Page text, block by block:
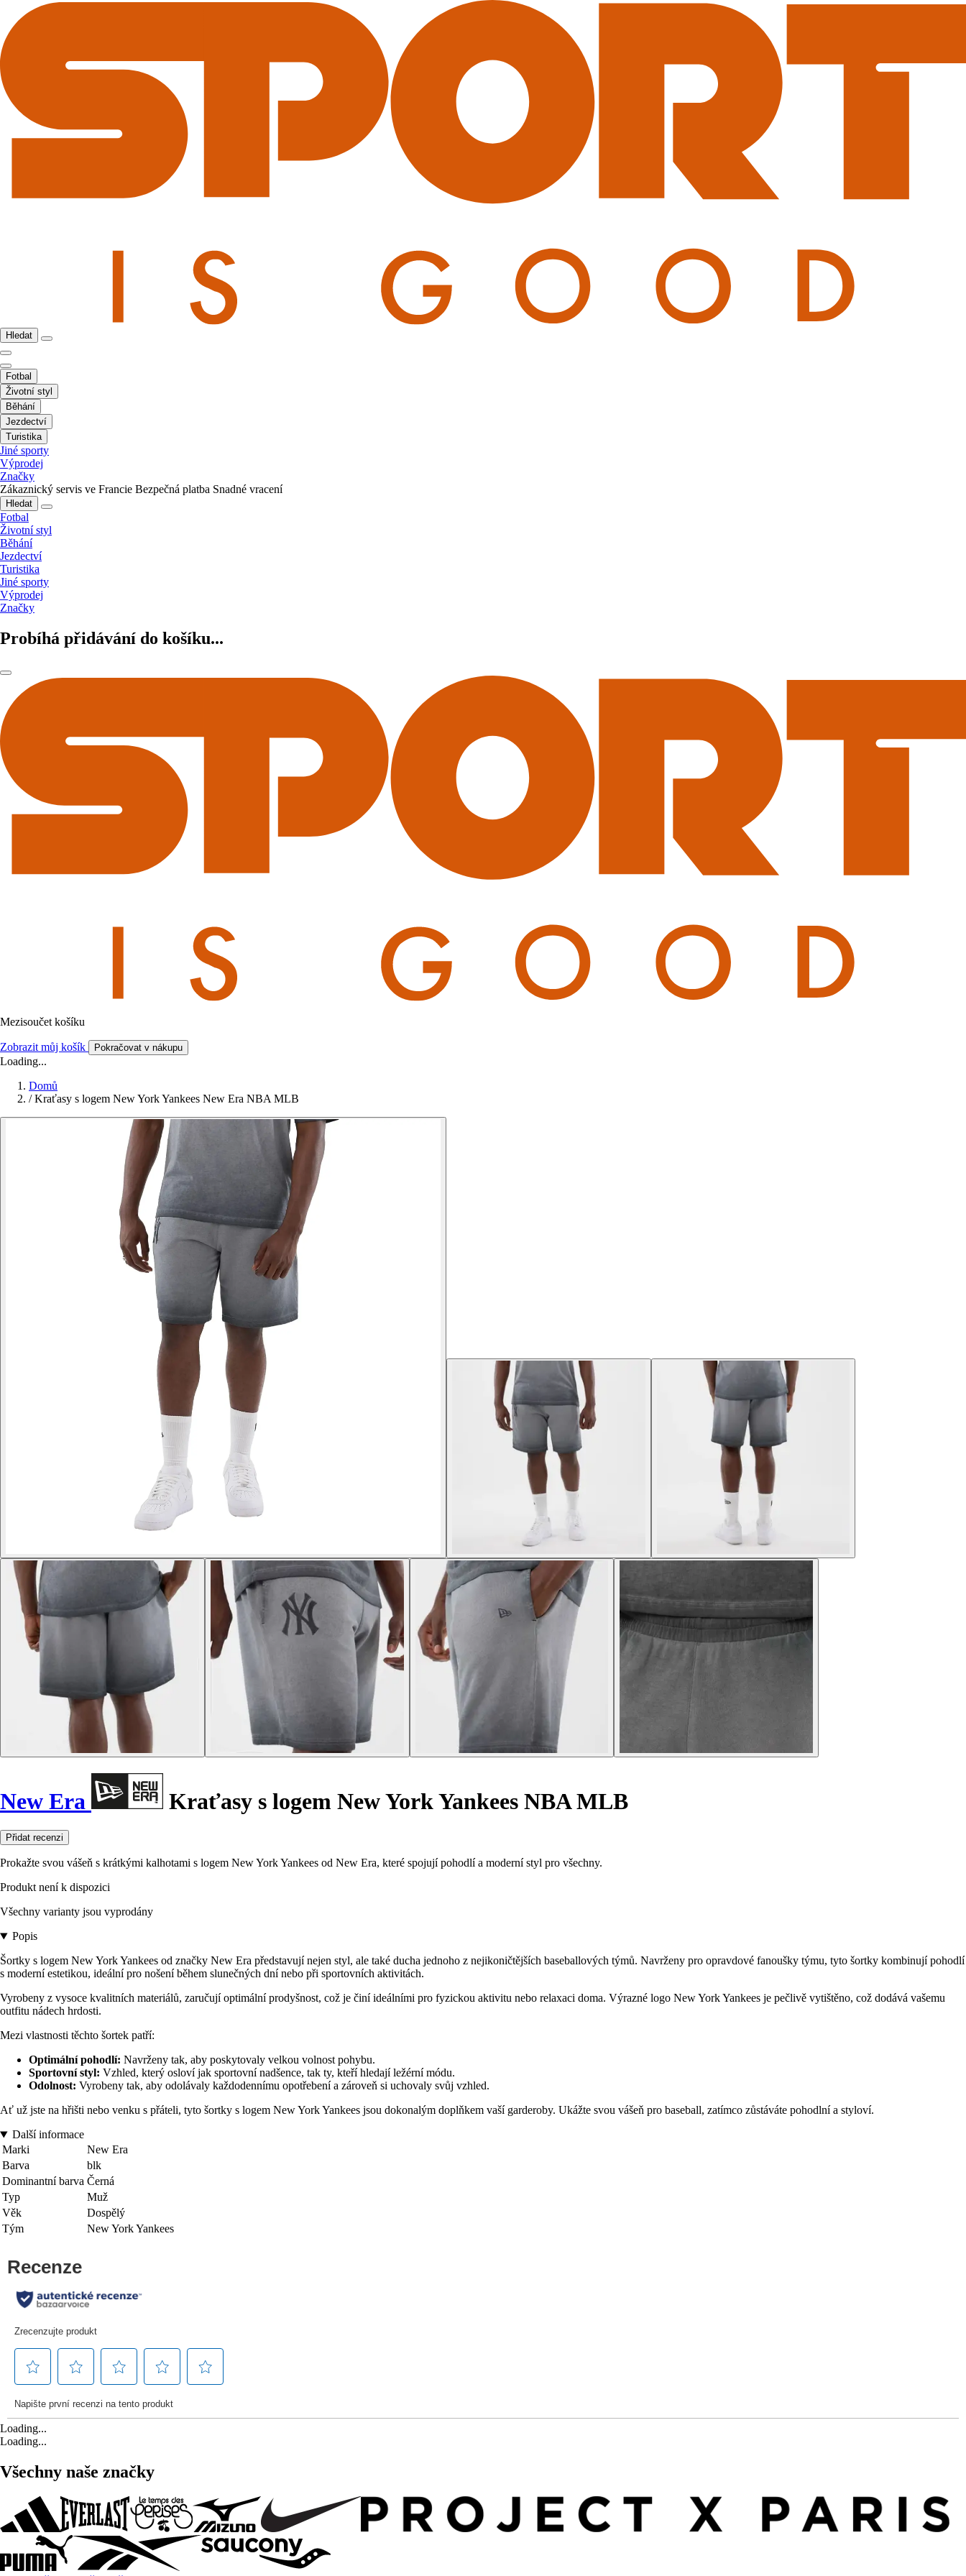
Hledat
Fotbal
Životní styl
Běhání
Jezdectví
Turistika
Jiné sporty
Výprodej
Značky
Zákaznický servis ve Francie Bezpečná platba Snadné vracení
Hledat
Fotbal
Životní styl
Běhání
Jezdectví
Turistika
Jiné sporty
Výprodej
Značky
Probíhá přidávání do košíku...
Mezisoučet košíku
Zobrazit můj košík Pokračovat v nákupu
Loading...
Domů
/ Kraťasy s logem New York Yankees New Era NBA MLB
New Era Kraťasy s logem New York Yankees NBA MLB
Přidat recenzi
Prokažte svou vášeň s krátkými kalhotami s logem New York Yankees od New Era, které spojují pohodlí a moderní styl pro všechny.
Produkt není k dispozici
Všechny varianty jsou vyprodány
Popis
Šortky s logem New York Yankees od značky New Era představují nejen styl, ale také ducha jednoho z nejikoničtějších baseballových týmů. Navrženy pro opravdové fanoušky týmu, tyto šortky kombinují pohodlí
s moderní estetikou, ideální pro nošení během slunečných dní nebo při sportovních aktivitách.
Vyrobeny z vysoce kvalitních materiálů, zaručují optimální prodyšnost, což je činí ideálními pro fyzickou aktivitu nebo relaxaci doma. Výrazné logo New York Yankees je pečlivě vytištěno, což dodává vašemu
outfitu nádech hrdosti.
Mezi vlastnosti těchto šortek patří:
Optimální pohodlí: Navrženy tak, aby poskytovaly velkou volnost pohybu.
Sportovní styl: Vzhled, který osloví jak sportovní nadšence, tak ty, kteří hledají ležérní módu.
Odolnost: Vyrobeny tak, aby odolávaly každodennímu opotřebení a zároveň si uchovaly svůj vzhled.
Ať už jste na hřišti nebo venku s přáteli, tyto šortky s logem New York Yankees jsou dokonalým doplňkem vaší garderoby. Ukážte svou vášeň pro baseball, zatímco zůstáváte pohodlní a styloví.
Další informace
Marki
New Era
Barva
blk
Dominantní barva Černá
Typ
Muž
Věk
Dospělý
Tým
New York Yankees
Loading...
Loading...
Všechny naše značky